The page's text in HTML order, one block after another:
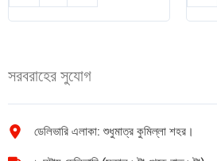
পাফ
১
মির্জাপুর
টি
quantity
সরবরাহের সুযোগ
ডেলিভারি এলাকা: শুধুমাত্র কুমিল্লা শহর।